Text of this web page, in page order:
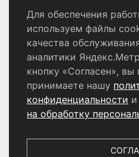
Политика
Согласие на обработку
© 2024 - 2026 Сетевое
портал Щёлково».
Выдано Федеральной
связи, информационных
Для обеспечения
используем файлы
качества
аналитики
кнопку «Согласен»,
принимаете нашу
конфиденциальности
на обработку